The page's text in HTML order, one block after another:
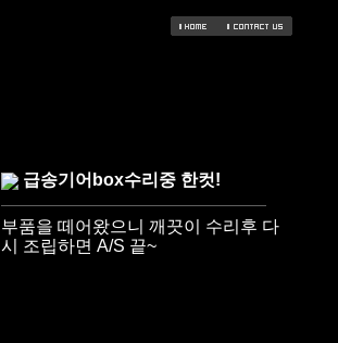
급송기어box수리중 한컷!
부품을 떼어왔으니 깨끗이 수리후 다
시 조립하면 A/S 끝~